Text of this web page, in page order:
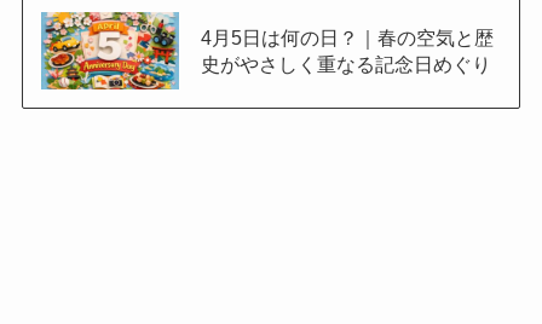
4月5日は何の日？｜春の空気と歴
史がやさしく重なる記念日めぐり